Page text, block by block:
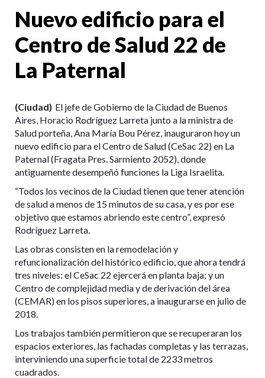
Nuevo edificio para el
Centro de Salud 22 de
La Paternal
(Ciudad) El jefe de Gobierno de la Ciudad de Buenos
Aires, Horacio Rodríguez Larreta junto a la ministra de
Salud porteña, Ana María Bou Pérez, inauguraron hoy un
nuevo edificio para el Centro de Salud (CeSac 22) en La
Paternal (Fragata Pres. Sarmiento 2052), donde
antiguamente desempeñó funciones la Liga Israelita.
“Todos los vecinos de la Ciudad tienen que tener atención
de salud a menos de 15 minutos de su casa, y es por ese
objetivo que estamos abriendo este centro”, expresó
Rodríguez Larreta.
Las obras consisten en la remodelación y
refuncionalización del histórico edificio, que ahora tendrá
tres niveles: el CeSac 22 ejercerá en planta baja; y un
Centro de complejidad media y de derivación del área
(CEMAR) en los pisos superiores, a inaugurarse en julio de
2018.
Los trabajos también permitieron que se recuperaran los
espacios exteriores, las fachadas completas y las terrazas,
interviniendo una superficie total de 2233 metros
cuadrados.